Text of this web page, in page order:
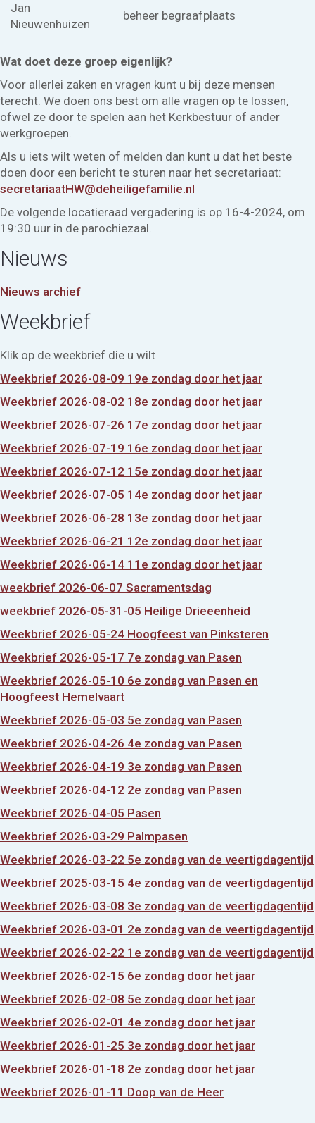
Jan
Nieuwenhuizen
beheer begraafplaats
Wat doet deze groep eigenlijk?
Voor allerlei zaken en vragen kunt u bij deze mensen
terecht. We doen ons best om alle vragen op te lossen,
ofwel ze door te spelen aan het Kerkbestuur of ander
werkgroepen.
Als u iets wilt weten of melden dan kunt u dat het beste
doen door een bericht te sturen naar het secretariaat:
secretariaatHW@deheiligefamilie.nl
De volgende locatieraad vergadering is op 16-4-2024, om
19:30 uur in de parochiezaal.
Nieuws
Nieuws archief
Weekbrief
Klik op de weekbrief die u wilt
Weekbrief 2026-08-09 19e zondag door het jaar
Weekbrief 2026-08-02 18e zondag door het jaar
Weekbrief 2026-07-26 17e zondag door het jaar
Weekbrief 2026-07-19 16e zondag door het jaar
Weekbrief 2026-07-12 15e zondag door het jaar
Weekbrief 2026-07-05 14e zondag door het jaar
Weekbrief 2026-06-28 13e zondag door het jaar
Weekbrief 2026-06-21 12e zondag door het jaar
Weekbrief 2026-06-14 11e zondag door het jaar
weekbrief 2026-06-07 Sacramentsdag
weekbrief 2026-05-31-05 Heilige Drieeenheid
Weekbrief 2026-05-24 Hoogfeest van Pinksteren
Weekbrief 2026-05-17 7e zondag van Pasen
Weekbrief 2026-05-10 6e zondag van Pasen en
Hoogfeest Hemelvaart
Weekbrief 2026-05-03 5e zondag van Pasen
Weekbrief 2026-04-26 4e zondag van Pasen
Weekbrief 2026-04-19 3e zondag van Pasen
Weekbrief 2026-04-12 2e zondag van Pasen
Weekbrief 2026-04-05 Pasen
Weekbrief 2026-03-29 Palmpasen
Weekbrief 2026-03-22 5e zondag van de veertigdagentijd
Weekbrief 2025-03-15 4e zondag van de veertigdagentijd
Weekbrief 2026-03-08 3e zondag van de veertigdagentijd
Weekbrief 2026-03-01 2e zondag van de veertigdagentijd
Weekbrief 2026-02-22 1e zondag van de veertigdagentijd
Weekbrief 2026-02-15 6e zondag door het jaar
Weekbrief 2026-02-08 5e zondag door het jaar
Weekbrief 2026-02-01 4e zondag door het jaar
Weekbrief 2026-01-25 3e zondag door het jaar
Weekbrief 2026-01-18 2e zondag door het jaar
Weekbrief 2026-01-11 Doop van de Heer